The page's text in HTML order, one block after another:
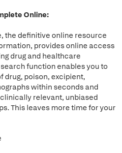
Online:
the definitive online resource
provides online access
drug and healthcare
function enables you to
drug, poison, excipient,
within seconds and
relevant, unbiased
This leaves more time for your